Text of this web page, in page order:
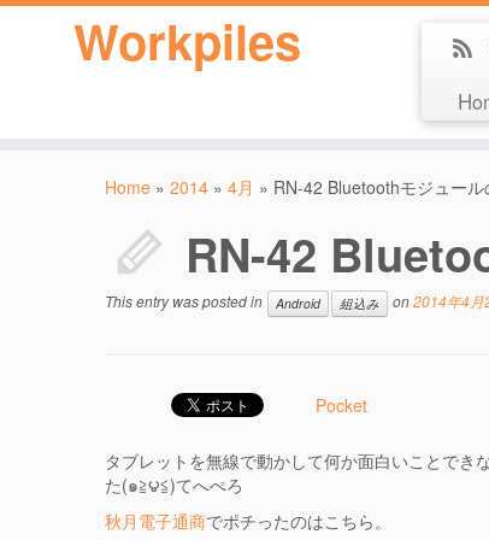
Workpiles
Home » 2014 » 4月 » RN-42 Bluetoothモジュール
RN-42
This entry was posted in Android 組込み on2014年4月
Pocket
タブレットを無線で動かして何か面白いことで
た(๑≧౪≦)てへぺろ
秋月電子通商でポチったのはこちら。